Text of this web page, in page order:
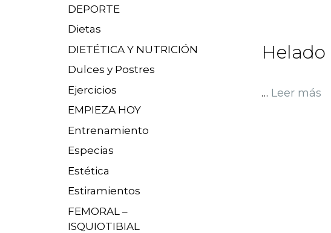
Helado
… Leer más
DEPORTE
Dietas
DIETÉTICA Y NUTRICIÓN
Dulces y Postres
Ejercicios
EMPIEZA HOY
Entrenamiento
Especias
Estética
Estiramientos
FEMORAL –
ISQUIOTIBIAL